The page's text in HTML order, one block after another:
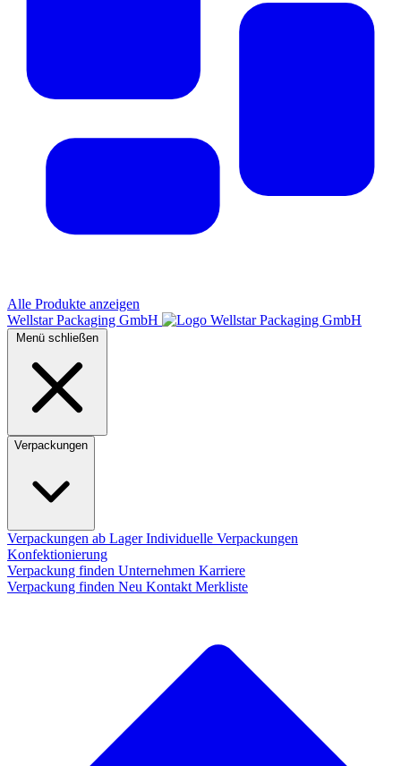
Alle Produkte anzeigen
Wellstar Packaging GmbH
Menü schließen
Verpackungen
Verpackungen ab LagerIndividuelle Verpackungen
Konfektionierung
Verpackung finden Unternehmen Karriere
Verpackung finden Neu Kontakt Merkliste